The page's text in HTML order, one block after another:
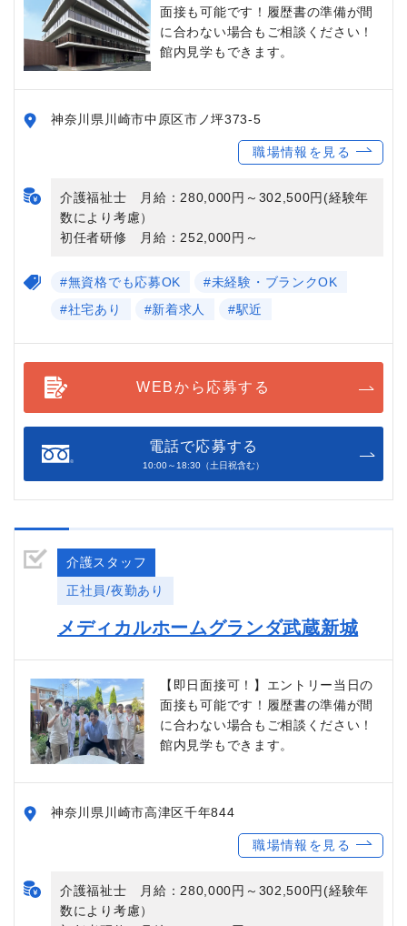
面接も可能です！履歴書の準備が間
に合わない場合もご相談ください！
館内見学もできます。
神奈川県川崎市中原区市ノ坪373-5
職場情報を見る
介護福祉士 月給：280,000円～302,500円(経験年
数により考慮）
初任者研修 月給：252,000円～
#無資格でも応募OK
#未経験・ブランクOK
#社宅あり
#新着求人 #駅近
WEBから応募する
電話で応募する
10:00～18:30（土日祝含む）
介護スタッフ
正社員/夜勤あり
メディカルホームグランダ武蔵新城
【即日面接可！】エントリー当日の
面接も可能です！履歴書の準備が間
に合わない場合もご相談ください！
館内見学もできます。
神奈川県川崎市高津区千年844
職場情報を見る
介護福祉士 月給：280,000円～302,500円(経験年
数により考慮）